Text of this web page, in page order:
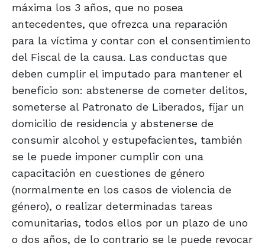
máxima los 3 años, que no posea
antecedentes, que ofrezca una reparación
para la víctima y contar con el consentimiento
del Fiscal de la causa. Las conductas que
deben cumplir el imputado para mantener el
beneficio son: abstenerse de cometer delitos,
someterse al Patronato de Liberados, fijar un
domicilio de residencia y abstenerse de
consumir alcohol y estupefacientes, también
se le puede imponer cumplir con una
capacitación en cuestiones de género
(normalmente en los casos de violencia de
género), o realizar determinadas tareas
comunitarias, todos ellos por un plazo de uno
o dos años, de lo contrario se le puede revocar